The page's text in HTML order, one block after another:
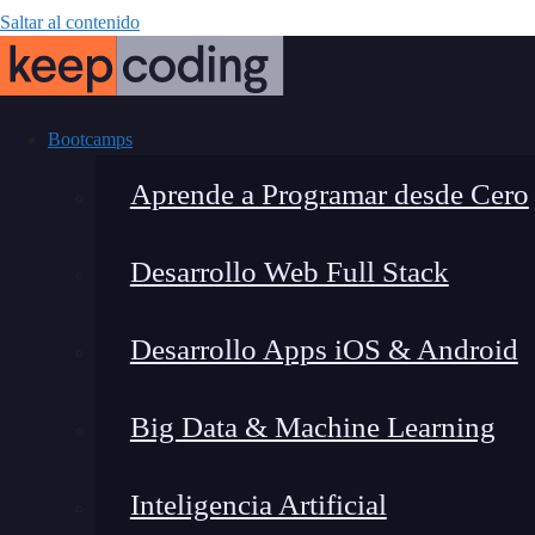
Saltar al contenido
Bootcamps
Aprende a Programar desde Cero
Desarrollo Web Full Stack
Desarrollo Apps iOS & Android
Big Data & Machine Learning
Inteligencia Artificial
¿Cómo
paso a